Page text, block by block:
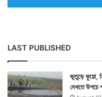
LAST PUBLISHED
ভূতুড়ে কুয়ো,
দেখতে উপচে